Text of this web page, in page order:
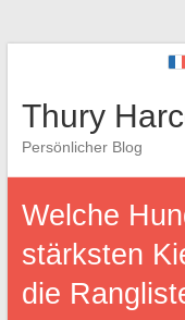
Thury
Persönlicher Blog
Welche
stärksten
die